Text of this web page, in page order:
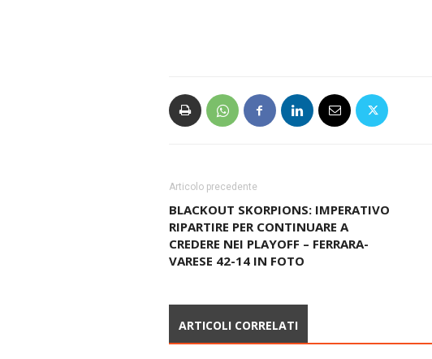
Articolo precedente
BLACKOUT SKORPIONS: IMPERATIVO
RIPARTIRE PER CONTINUARE A
CREDERE NEI PLAYOFF – FERRARA-
VARESE 42-14 IN FOTO
ARTICOLI CORRELATI